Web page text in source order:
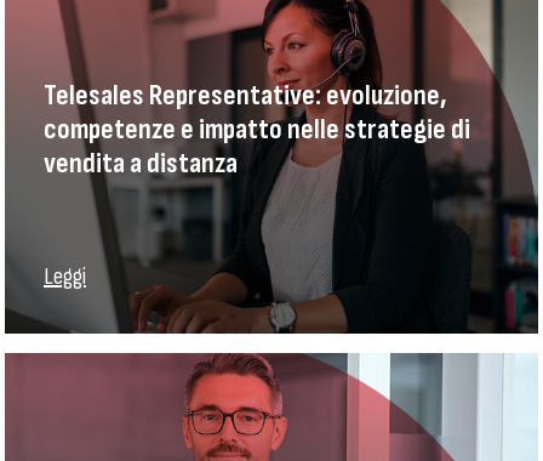
Telesales Representative: evoluzione,
competenze e impatto nelle strategie di
vendita a distanza
Leggi